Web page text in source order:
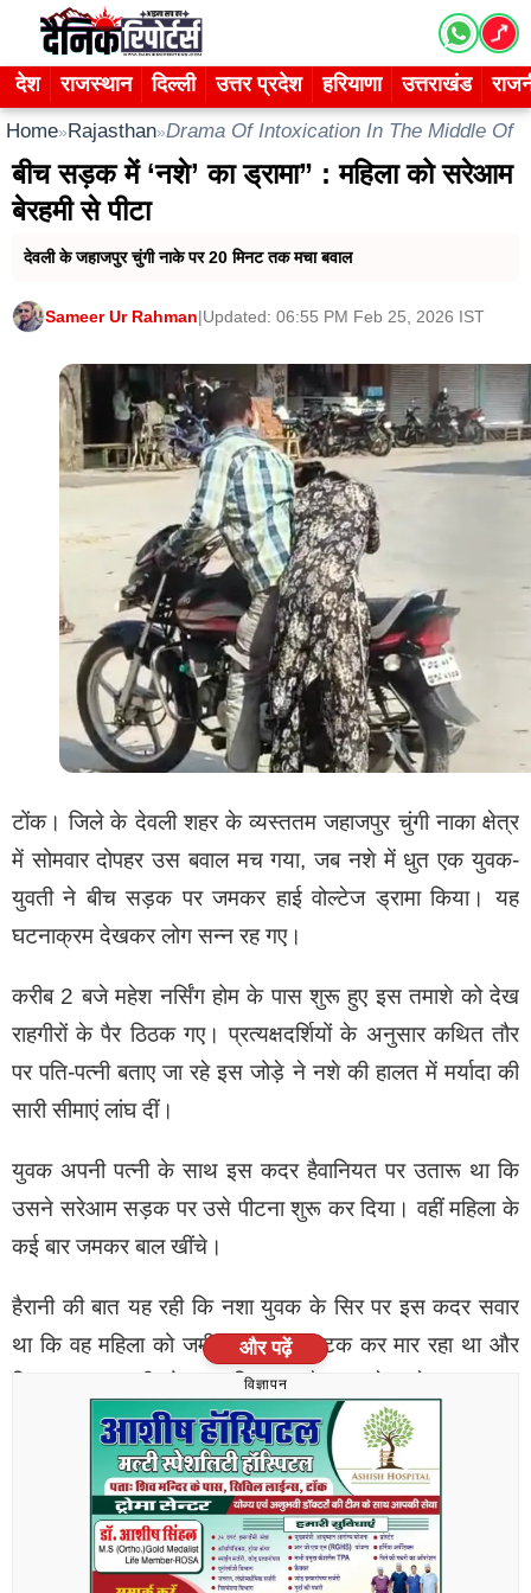
content
देश राजस्थान दिल्ली उत्तर प्रदेश हरियाणा उत्तराखंड
Home»Rajasthan»Drama Of Intoxication In The Middle Of
बीच सड़क में ‘नशे’ का ड्रामा” : महिला को सरेआम
बेरहमी से पीटा
देवली के जहाजपुर चुंगी नाके पर 20 मिनट तक मचा बवाल
Sameer Ur Rahman|Updated: 06:55 PM Feb 25, 2026 IST
टोंक। जिले के देवली शहर के व्यस्ततम जहाजपुर चुंगी नाका क्षेत्र
में सोमवार दोपहर उस बवाल मच गया, जब नशे में धुत एक युवक-
युवती ने बीच सड़क पर जमकर हाई वोल्टेज ड्रामा किया। यह
घटनाक्रम देखकर लोग सन्न रह गए।
करीब 2 बजे महेश नर्सिंग होम के पास शुरू हुए इस तमाशे को देख
राहगीरों के पैर ठिठक गए। प्रत्यक्षदर्शियों के अनुसार कथित तौर
पर पति-पत्नी बताए जा रहे इस जोड़े ने नशे की हालत में मर्यादा की
सारी सीमाएं लांघ दीं।
युवक अपनी पत्नी के साथ इस कदर हैवानियत पर उतारू था कि
उसने सरेआम सड़क पर उसे पीटना शुरू कर दिया। वहीं महिला के
कई बार जमकर बाल खींचे।
हैरानी की बात यह रही कि नशा युवक के सिर पर इस कदर सवार
था कि वह महिला को जमीन पर पटक-पटक कर मार रहा था और
फिर जबरन अपनी मोटरसाइकिल पर बैठाकर ले जाने का प्रयास
करने लगा। इस दौरान दोनों बाइक समेत गिर भी गए। जिन्हें लोगों
करीब 20 से 25 मिनट तक चले इस घटनाक्रम के दौरान चौराहे
पर तमाशबीनों की भारी भीड़ जमा हो गई। बताया जा रहा है कि
और पढ़ें
विज्ञापन